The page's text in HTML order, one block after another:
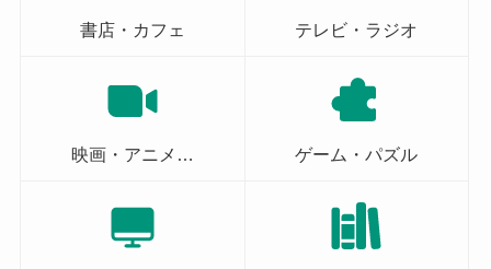
書店・カフェ テレビ・ラジオ
映画・アニメ… ゲーム・パズル